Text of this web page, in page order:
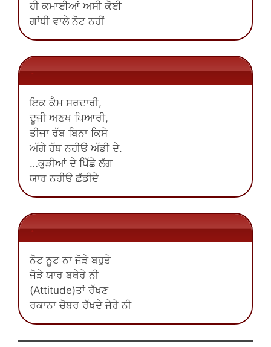
ਹੀ ਕਮਾਈਆਂ ਅਸੀ ਕੋਈ
ਗਾਂਧੀ ਵਾਲੇ ਨੋਟ ਨਹੀਂ
.
ਇਕ ਕੈਮ ਸਰਦਾਰੀ,
ਦੂਜੀ ਅਣਖ ਪਿਆਰੀ,
ਤੀਜਾ ਰੱਬ ਬਿਨਾ ਕਿਸੇ
ਅੱਗੇ ਹੱਥ ਨਹੀੳ ਅੱਡੀ ਦੇ.
…ਕੁੜੀਆਂ ਦੇ ਪਿੱਛੇ ਲੱਗ
ਯਾਰ ਨਹੀੳ ਛੱਡੀਦੇ
.
ਨੋਟ ਨੂਟ ਨਾ ਜੋੜੇ ਬਹੁਤੇ
ਜੋੜੇ ਯਾਰ ਬਥੇਰੇ ਨੀ
(Attitude)ਤਾਂ ਰੱਖਣ
ਰਕਾਨਾ ਚੋਬਰ ਰੱਖਦੇ ਜੇਰੇ ਨੀ